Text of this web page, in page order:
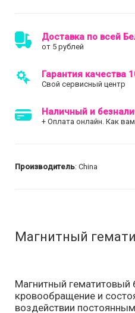
Доставка по всей
от 5 рублей
Гарантия качества
Свой сервисный центр
Наличный и
+ Оплата онлайн. Как
Производитель: China
Магнитный
Магнитный гематитовый
кровообращение и
воздействии